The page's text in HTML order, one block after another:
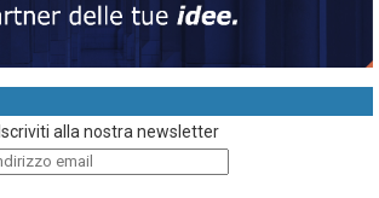
Iscriviti alla nostra newsletter